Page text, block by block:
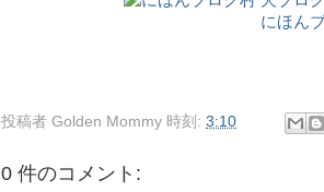
にほん
投稿者 Golden Mommy 時刻: 3:10
0 件のコメント: